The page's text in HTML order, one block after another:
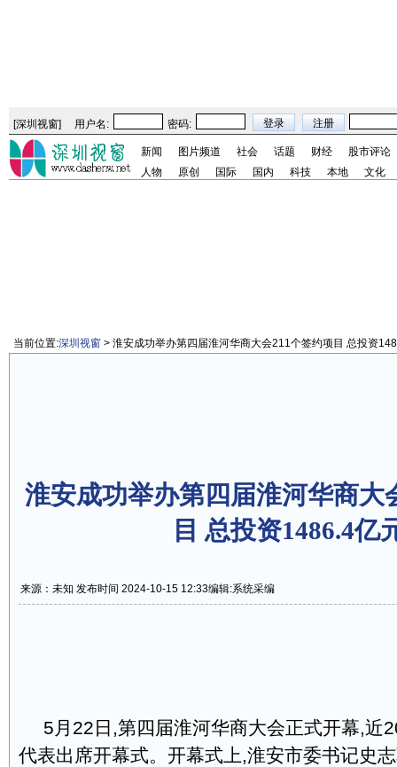
[深圳视窗] 用户名: 密码:
新闻 图片频道 社会 话题 财经
股市评论
人物
原创 国际 国内 科技 本地 文化
当前位置:深圳视窗 > 淮安成功举办第四届淮河华商大会211个签约项目 总投资
淮安成功举办第四届淮河华商大
目 总投资1486.4亿
来源：未知 发布时间 2024-10-15 12:33编辑:系统采编
5月22日,第四届淮河华商大会正式开幕,近
代表出席开幕式。开幕式上,淮安市委书记史